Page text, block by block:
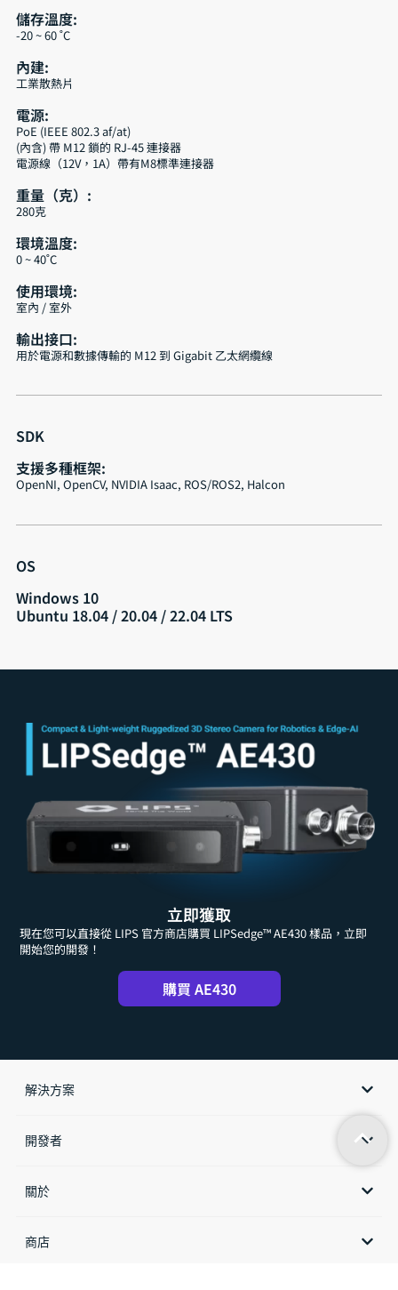
儲存溫度:
-20 ~ 60 ˚C
內建:
工業散熱片
電源:
PoE (IEEE 802.3 af/at)
(內含) 帶 M12 鎖的 RJ-45 連接器
電源線（12V，1A）帶有M8標準連接器
重量（克）:
280克
環境溫度:
0 ~ 40˚C
使用環境:
室內 / 室外
輸出接口:
用於電源和數據傳輸的 M12 到 Gigabit 乙太網纜線
SDK
支援多種框架:
OpenNI, OpenCV, NVIDIA Isaac, ROS/ROS2, Halcon
OS
Windows 10
Ubuntu 18.04 / 20.04 / 22.04 LTS
立即獲取
現在您可以直接從 LIPS 官方商店購買 LIPSedge™ AE430 樣品，立即
開始您的開發！
購買 AE430
解決方案
開發者
關於
商店​